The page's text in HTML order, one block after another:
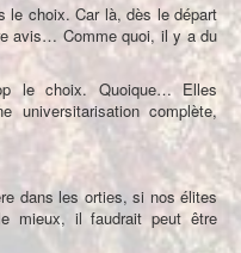
le choix. Car là, dès le départ
avis… Comme quoi, il y a du
le choix. Quoique… Elles
universitarisation complète,
dans les orties, si nos élites
mieux, il faudrait peut être